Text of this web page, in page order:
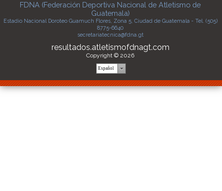
FDNA (Federación Deportiva Nacional de Atletismo de
Guatemala)
Estadio Nacional Doroteo Guamuch Flores, Zona 5, Ciudad de Guatemala - Tel. (505)
8775-6640
secretariatecnica@fdna.gt
resultados.atletismofdnagt.com
Copyright © 2026